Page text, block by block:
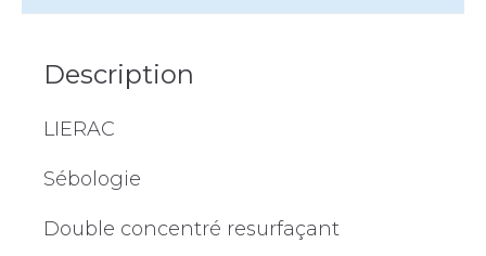
Description
LIERAC
Sébologie
Double concentré resurfaçant